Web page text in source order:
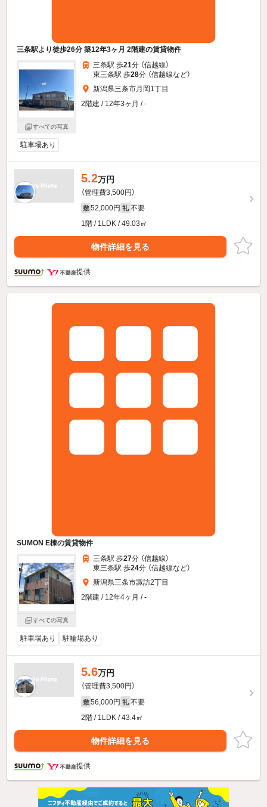
三条駅より徒歩26分 築12年3ヶ月 2階建の賃貸物件
すべての写真
三条駅 歩21分 （信越線）
東三条駅 歩28分 （信越線など）
新潟県三条市月岡1丁目
2階建 / 12年3ヶ月 / -
駐車場あり
5.2万円
（管理費3,500円）
敷 52,000円 礼 不要
1階 / 1LDK / 49.03㎡
物件詳細を見る
提供
SUMON E棟の賃貸物件
すべての写真
三条駅 歩27分 （信越線）
東三条駅 歩24分 （信越線など）
新潟県三条市諏訪2丁目
2階建 / 12年4ヶ月 / -
駐車場あり 駐輪場あり
5.6万円
（管理費3,500円）
敷 56,000円 礼 不要
2階 / 1LDK / 43.4㎡
物件詳細を見る
提供